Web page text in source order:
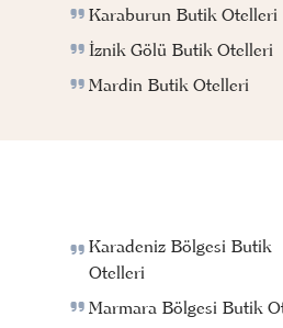
Karaburun Butik Otelleri
İznik Gölü Butik Otelleri
Mardin Butik Otelleri
Karadeniz Bölgesi Butik
Otelleri
Marmara Bölgesi Butik